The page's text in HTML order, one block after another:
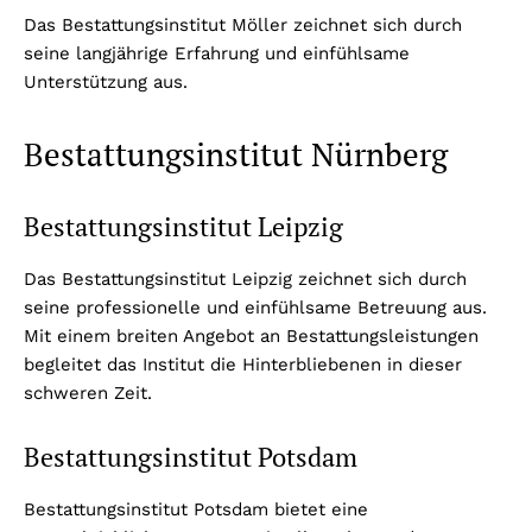
Das Bestattungsinstitut Möller zeichnet sich durch
seine langjährige Erfahrung und einfühlsame
Unterstützung aus.
Bestattungsinstitut Nürnberg
Bestattungsinstitut Leipzig
Das Bestattungsinstitut Leipzig zeichnet sich durch
seine professionelle und einfühlsame Betreuung aus.
Mit einem breiten Angebot an Bestattungsleistungen
begleitet das Institut die Hinterbliebenen in dieser
schweren Zeit.
Bestattungsinstitut Potsdam
Bestattungsinstitut Potsdam bietet eine